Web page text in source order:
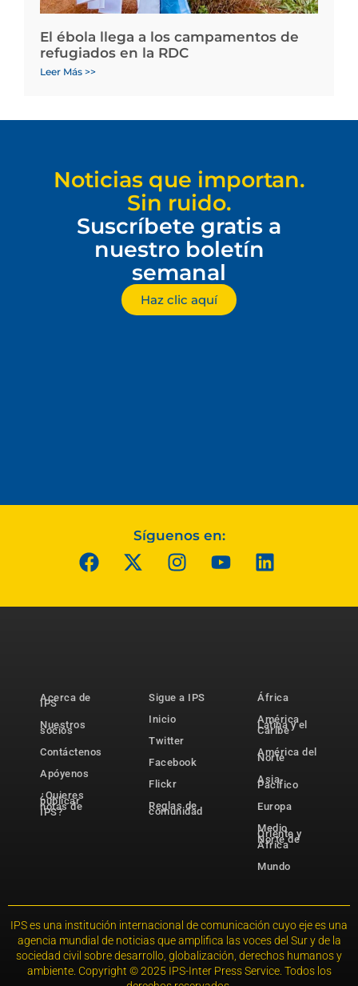
El ébola llega a los campamentos de
refugiados en la RDC
Leer Más >>
Noticias que importan.
Sin ruido.
Suscríbete gratis a
nuestro boletín
semanal
Haz clic aquí
Síguenos en:
Acerca de
IPS
Nuestros
socios
Contáctenos
Apóyenos
¿Quieres
publicar
notas de
IPS?
Sigue a IPS
Inicio
Twitter
Facebook
Flickr
Reglas de
comunidad
África
América
Latina y el
Caribe
América del
Norte
Asia-
Pacífico
Europa
Medio
Oriente y
Norte de
África
Mundo
IPS es una institución internacional de comunicación cuyo eje es una
agencia mundial de noticias que amplifica las voces del Sur y de la
sociedad civil sobre desarrollo, globalización, derechos humanos y
ambiente. Copyright © 2025 IPS-Inter Press Service. Todos los